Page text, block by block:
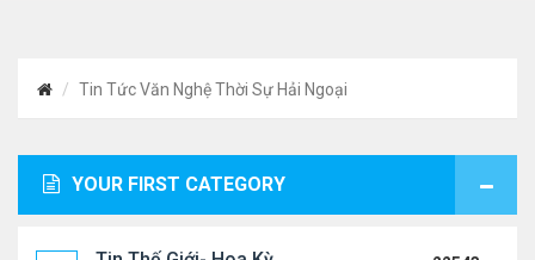
Tin Tức Văn Nghệ Thời Sự Hải Ngoại
YOUR FIRST CATEGORY